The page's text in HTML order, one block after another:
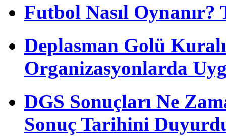
Futbol Nasıl
Deplasman Golü
Organizasyonlarda
DGS Sonuçları Ne
Sonuç Tarihini